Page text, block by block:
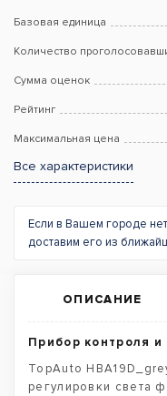
Базовая единица
Количество
Сумма оценок
Рейтинг
Максимальная цена
Все характеристики
Если в Вашем городе
доставим его из
ОПИСАНИЕ
Прибор контроля и
TopAuto
регулировки света